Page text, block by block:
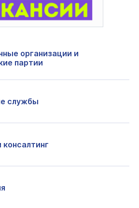
организации и
партии
службы
консалтинг